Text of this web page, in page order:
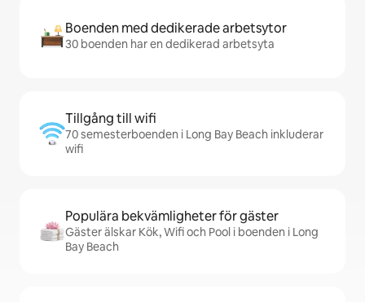
Boenden med dedikerade arbetsytor
30 boenden har en dedikerad arbetsyta
Tillgång till wifi
70 semesterboenden i Long Bay Beach inkluderar
wifi
Populära bekvämligheter för gäster
Gäster älskar Kök, Wifi och Pool i boenden i Long
Bay Beach